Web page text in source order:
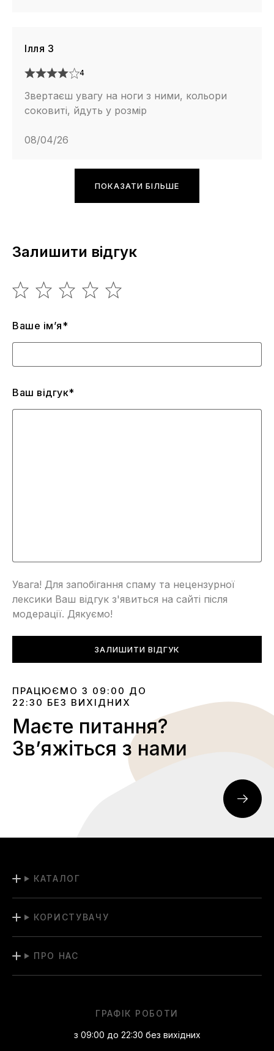
Ілля З
4
Звертаєш увагу на ноги з ними, кольори
соковиті, йдуть у розмір
08/04/26
ПОКАЗАТИ БІЛЬШЕ
Залишити відгук
Ваше ім’я*
Ваш відгук*
Увага! Для запобігання спаму та нецензурної
лексики Ваш відгук з'явиться на сайті після
модерації. Дякуємо!
ЗАЛИШИТИ ВІДГУК
ПРАЦЮЄМО З 09:00 ДО
22:30 БЕЗ ВИХІДНИХ
Маєте питання?
Звʼяжіться з нами
КАТАЛОГ
КОРИСТУВАЧУ
ПРО НАС
ГРАФІК РОБОТИ
з 09:00 до 22:30 без вихідних